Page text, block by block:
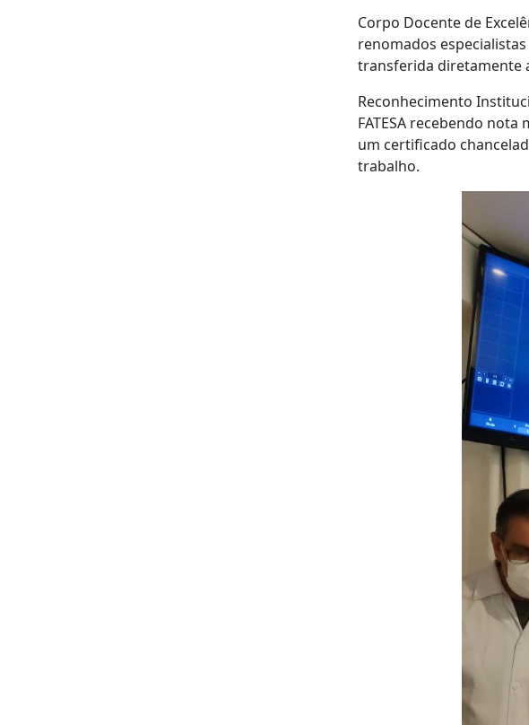
Corpo Docente de
renomados
transferida diretamente
Reconhecimento
FATESA recebendo
um certificado
trabalho.